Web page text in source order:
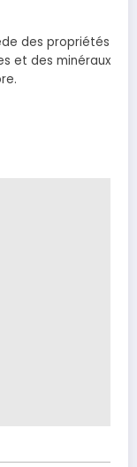
des propriétés
et des minéraux